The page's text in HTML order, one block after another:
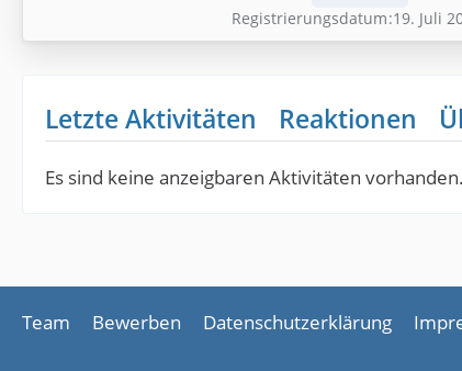
Registrierungsdatum 19. Juli
Letzte Aktivitäten Reaktionen
Es sind keine anzeigbaren Aktivitäten vorhanden.
Team Bewerben Datenschutzerklärung